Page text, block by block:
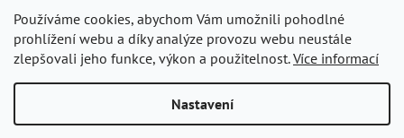
Používáme cookies, abychom Vám umožnili pohodlné
prohlížení webu a díky analýze provozu webu neustále
zlepšovali jeho funkce, výkon a použitelnost.Více informací
Nastavení